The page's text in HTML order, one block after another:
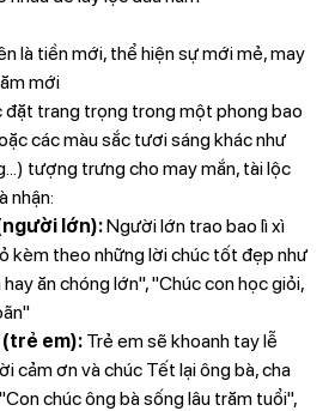
là tiền mới, thể hiện sự mới mẻ, may
mới
đặt trang trọng trong một phong bao
các màu sắc tươi sáng khác như
tượng trưng cho may mắn, tài lộc
nhận:
lớn):Người lớn trao bao lì xì
kèm theo những lời chúc tốt đẹp như
ăn chóng lớn", "Chúc con học giỏi,
(trẻ em): Trẻ em sẽ khoanh tay lễ
cảm ơn và chúc Tết lại ông bà, cha
chúc ông bà sống lâu trăm tuổi",